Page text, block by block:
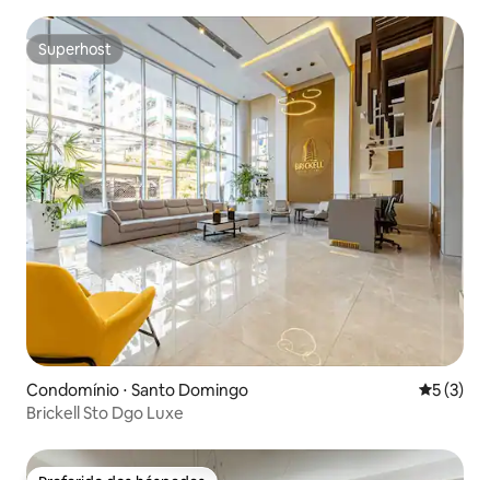
Superhost
Superhost
Condomínio ⋅ Santo Domingo 5 de
5 (3)
Brickell Sto Dgo Luxe